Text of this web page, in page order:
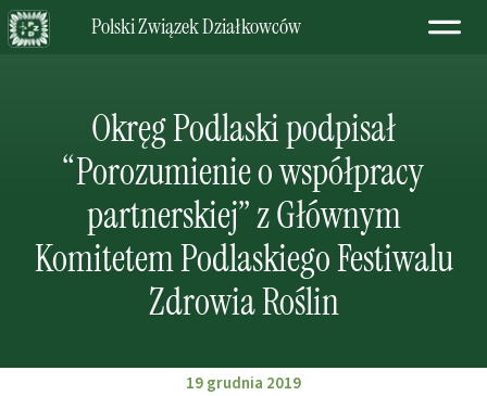
Polski Związek Działkowców
Okręg Podlaski podpisał
“Porozumienie o współpracy
partnerskiej” z Głównym
Komitetem Podlaskiego Festiwalu
Zdrowia Roślin
19 grudnia 2019